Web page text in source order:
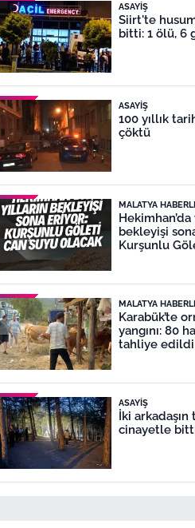
ASAYIŞ
Siirt'te
bitti: 1 ölü, 6
ASAYIŞ
100 yıllık
çöktü
MALATYA
Hekimhan’da
bekleyişi
Kurşunlu
MALATYA
Karabük’te
yangını: 80
tahliye edildi
ASAYIŞ
İki arkadaşın
cinayetle